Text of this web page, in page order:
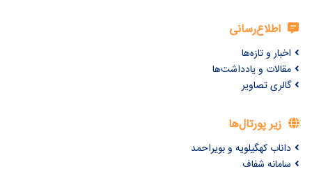
اطلاع‌رسانی
اخبار و تازه‌ها
مقالات و یادداشت‌ها
گالری تصاویر
زیر پورتال‌ها
داناب کهگیلویه و بویراحمد
سامانه شفاف